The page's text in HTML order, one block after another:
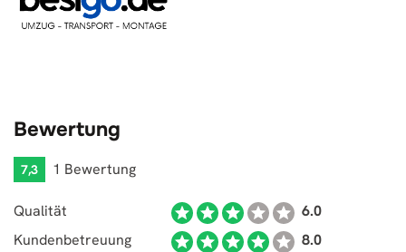
Bewertung
7,3 1 Bewertung
Qualität
6.0
Kundenbetreuung
8.0